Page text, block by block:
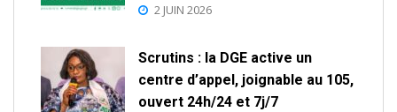
2 JUIN 2026
Scrutins : la DGE active un
centre d’appel, joignable au 105,
ouvert 24h/24 et 7j/7